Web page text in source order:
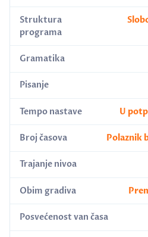
Struktura
programa
Gramatika
Pisanje
Tempo nastave U
Broj časova Polaznik
Trajanje nivoa
Obim gradiva
Posvećenost van časa